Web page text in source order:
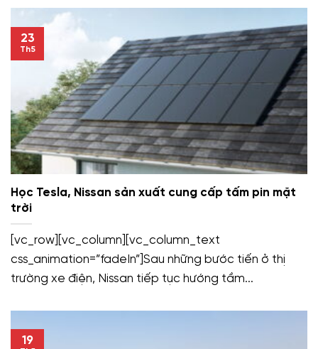
Học Tesla, Nissan sản xuất cung cấp tấm pin mặt
trời
[vc_row][vc_column][vc_column_text
css_animation=”fadeIn”]Sau những bước tiến ở thị
trường xe điện, Nissan tiếp tục hướng tầm...
23
Th5
19